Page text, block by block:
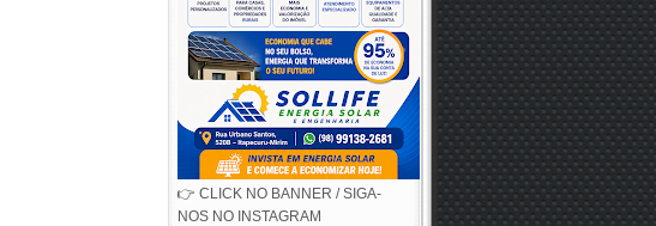
👉 CLICK NO BANNER / SIGA-
NOS NO INSTAGRAM